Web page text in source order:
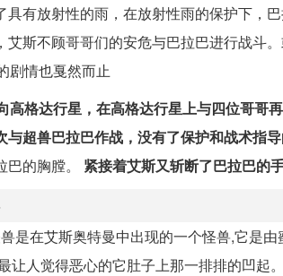
具有放射性的雨，在放射性雨的保护下，
艾斯不顾哥哥们的安危与巴拉巴进行战斗
剧情也戛然而止
高格达行星，在高格达行星上与四位哥哥
超兽巴拉巴作战，没有了保护和战术指导
的胸膛。 紧接着艾斯又斩断了巴拉巴的
是在艾斯奥特曼中出现的一个怪兽,它是
人觉得恶心的它肚子上那一排排的凹起。